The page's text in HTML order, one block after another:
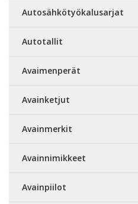
Autosähkötyökalusarjat
Autotallit
Avaimenperät
Avainketjut
Avainmerkit
Avainnimikkeet
Avainpiilot